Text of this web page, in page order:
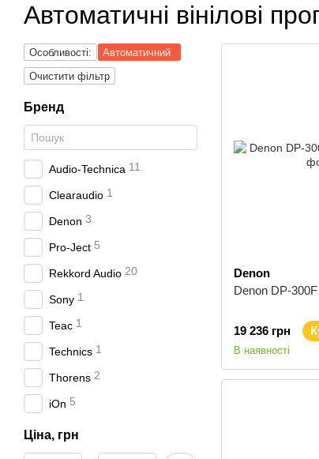
Автоматичні вінілові
Denon
Denon DP-
19 236 грн
В наявності
Особливості:
Автоматичний
Очистити фільтр
Бренд
Audio-Technica 11
Clearaudio 1
Denon 3
Pro-Ject 5
Rekkord Audio 20
Sony 1
Teac 1
Technics 1
Thorens 2
iOn 5
Ціна, грн